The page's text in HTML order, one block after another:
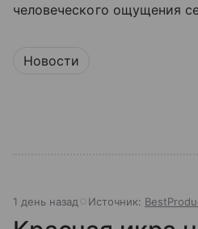
человеческого ощущения
Новости
1 день назад Источник: